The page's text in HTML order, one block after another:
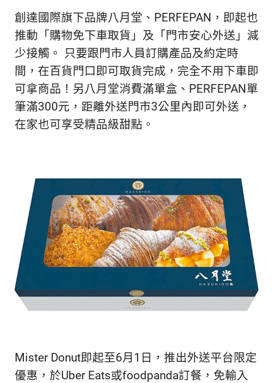
座、
獵
奇
新
鮮
內
容，
讓
獨
CBOOK
起
找
到
專
屬
態
度。
創達國際旗下品牌八月堂、PERFEPAN，即起也
推動「購物免下車取貨」及「門市安心外送」減
少接觸。 只要跟門市人員訂購產品及約定時
間，在百貨門口即可取貨完成，完全不用下車即
可拿商品！另八月堂消費滿單盒、PERFEPAN單
筆滿300元，距離外送門市3公里內即可外送，
在家也可享受精品級甜點。
Mister Donut即起至6月1日，推出外送平台限定
優惠，於Uber Eats或foodpanda訂餐，免輸入